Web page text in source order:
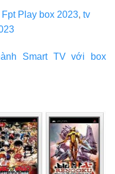
Fpt Play box 2023, tv
Smart TV với box